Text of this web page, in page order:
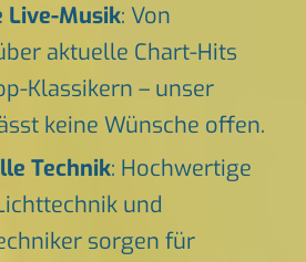
Live-Musik: Von
aktuelle Chart-Hits
Klassikern – unser
keine Wünsche offen.
Technik: Hochwertige
und
sorgen für